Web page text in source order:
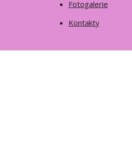
Fotogalerie
Kontakty